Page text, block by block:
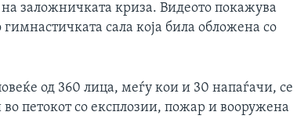
заложничката криза. Видеото покажува
сала која била обложена со
од 360 лица, меѓу кои и 30 напаѓачи, се
петокот со експлозии, пожар и вооружена